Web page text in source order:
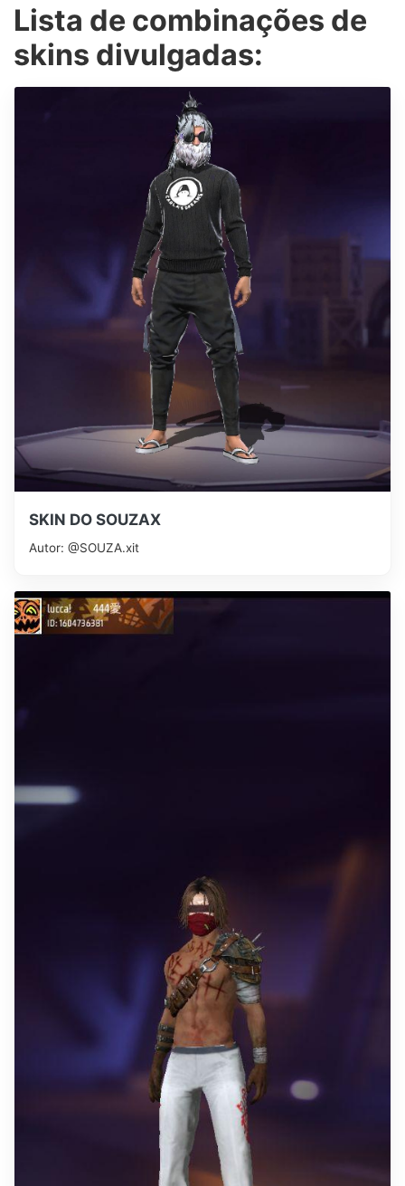
Lista de combinações de
skins divulgadas:
SKIN DO SOUZAX
Autor: @SOUZA.xit